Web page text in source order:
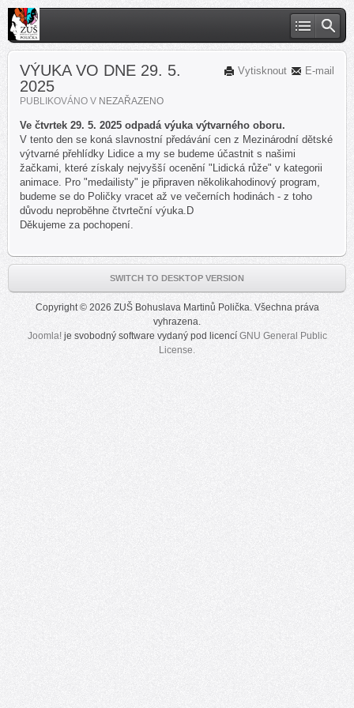
E-mail
Vytisknout
VÝUKA VO DNE 29. 5.
2025
PUBLIKOVÁNO V NEZAŘAZENO
Ve čtvrtek 29. 5. 2025 odpadá výuka výtvarného oboru.
V tento den se koná slavnostní předávání cen z Mezinárodní dětské
výtvarné přehlídky Lidice a my se budeme účastnit s našimi
žačkami, které získaly nejvyšší ocenění "Lidická růže" v kategorii
animace. Pro "medailisty" je připraven několikahodinový program,
budeme se do Poličky vracet až ve večerních hodinách - z toho
důvodu neproběhne čtvrteční výuka.D
Děkujeme za pochopení.
SWITCH TO DESKTOP VERSION
Copyright © 2026 ZUŠ Bohuslava Martinů Polička. Všechna práva
vyhrazena.
Joomla!je svobodný software vydaný pod licencí GNU General Public
License.